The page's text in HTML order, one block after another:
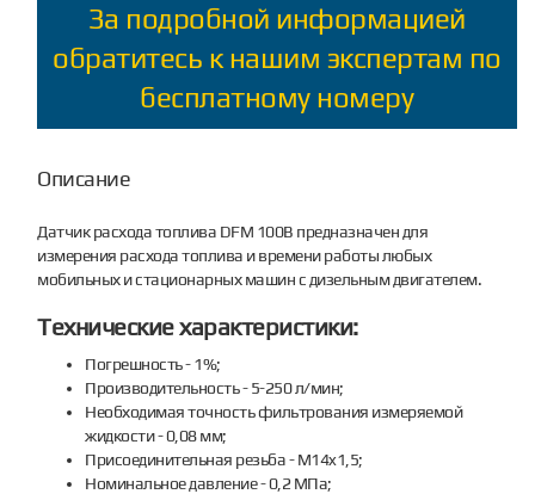
За подробной информацией
обратитесь к нашим экспертам по
бесплатному номеру
Описание
Датчик расхода топлива DFM 100B предназначен для
измерения расхода топлива и времени работы любых
мобильных и стационарных машин с дизельным двигателем.
Технические характеристики:
Погрешность - 1%;
Производительность - 5-250 л/мин;
Необходимая точность фильтрования измеряемой
жидкости - 0,08 мм;
Присоединительная резьба - M14x1,5;
Номинальное давление - 0,2 МПа;